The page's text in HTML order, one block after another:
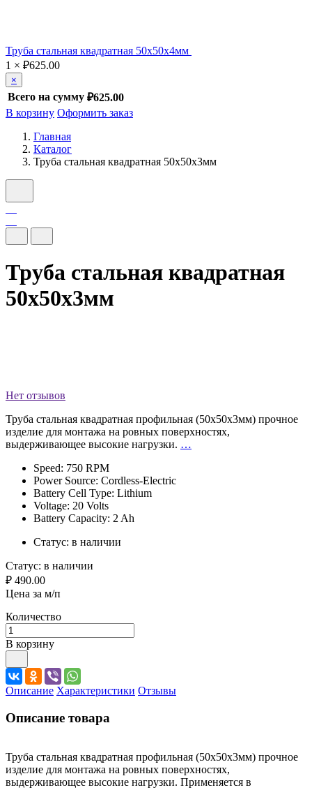
Труба стальная квадратная 50х50х4мм
1 × ₽625.00
×
Всего на сумму ₽625.00
В корзину Оформить заказ
Главная
Каталог
Труба стальная квадратная 50х50х3мм
Труба стальная квадратная
50х50х3мм
Нет отзывов
Труба стальная квадратная профильная (50х50х3мм) прочное
изделие для монтажа на ровных поверхностях,
выдерживающее высокие нагрузки. …
Speed: 750 RPM
Power Source: Cordless-Electric
Battery Cell Type: Lithium
Voltage: 20 Volts
Battery Capacity: 2 Ah
Статус: в наличии
Статус: в наличии
₽ 490.00
Цена за м/п
Количество
В корзину
Описание Характеристики Отзывы
Описание товара
Труба стальная квадратная профильная (50х50х3мм) прочное
изделие для монтажа на ровных поверхностях,
выдерживающее высокие нагрузки. Применяется в